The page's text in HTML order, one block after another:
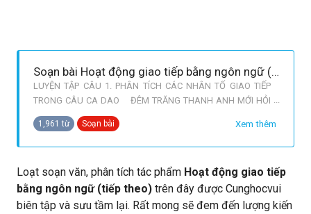
Soạn bài Hoạt động giao tiếp bằng ngôn ngữ (tiếp theo)
LUYỆN TẬP CÂU 1. PHÂN TÍCH CÁC NHÂN TỐ GIAO TIẾP
TRONG CÂU CA DAO ĐÊM TRĂNG THANH ANH MỚI HỎI
NÀNG: TRE NON ĐỦ LÁ ĐAN SÀNG NÊN CHĂNG? A. NHÂN
VẬT GIAO TIẾP Ở ĐÂY LÀ NHỮNG NGƯỜI NHƯ THẾ NÀO? B.
CÁC
Xem thêm
1,961 từ Soạn bài
Loạt soạn văn, phân tích tác phẩm Hoạt động giao tiếp
bằng ngôn ngữ (tiếp theo) trên đây được Cunghocvui
biên tập và sưu tầm lại. Rất mong sẽ đem đến lượng kiến